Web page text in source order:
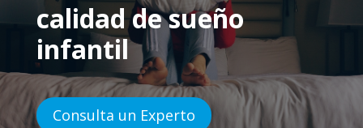
calidad de sueño
infantil
Consulta un Experto